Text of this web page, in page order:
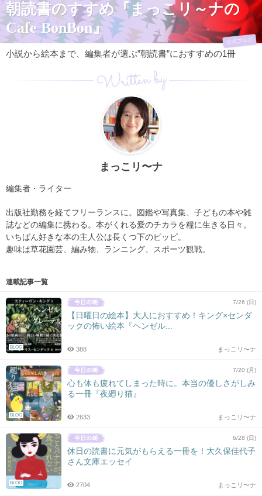
朝読書のすすめ『まっこリ～ナの
Cafe BonBon』
公式ブログ
小説から絵本まで、編集者が選ぶ”朝読書”におすすめの1冊
Written by
まっこリ〜ナ
編集者・ライター
出版社勤務を経てフリーランスに。図鑑や写真集、子どもの本や雑
誌などの編集に携わる。本がくれる愛のチカラを糧に生きる日々。
いちばん好きな本の主人公は長くつ下のピッピ。
趣味は草花園芸、編み物、ランニング、スポーツ観戦。
連載記事一覧
BLOG
7/26 (日)
【日曜日の絵本】大人におすすめ！キング×センダ
ックの怖い絵本『ヘンゼル...
まっこリ〜ナ
388
BLOG
7/20 (月)
心も体も疲れてしまった時に。本当の優しさがしみ
る一冊『夜廻り猫』
まっこリ〜ナ
2633
BLOG
6/28 (日)
休日の読書に元気がもらえる一冊を！大久保佳代子
さん文庫エッセイ
まっこリ〜ナ
2704